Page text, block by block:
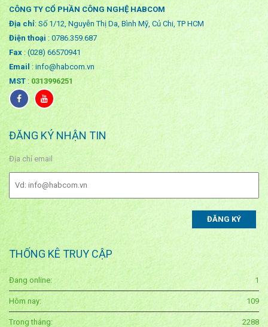
CÔNG TY CỔ PHẦN CÔNG NGHỆ HABCOM
Địa chỉ: Số 1/12, Nguyễn Thị Da, Bình Mỹ, Củ Chi, TP HCM
Điện thoại : 0786.359.687
Fax : (028) 66570941
Email : info@habcom.vn
MST : 0313996251
ĐĂNG KÝ NHẬN TIN
Địa chỉ email
THỐNG KÊ TRUY CẬP
1
Đang online:
109
Hôm nay:
2288
Trong tháng: